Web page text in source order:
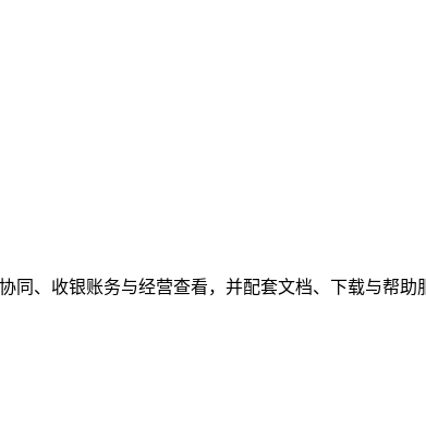
、收银账务与经营查看，并配套文档、下载与帮助